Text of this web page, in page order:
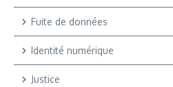
Fuite de données
Identité numérique
Justice